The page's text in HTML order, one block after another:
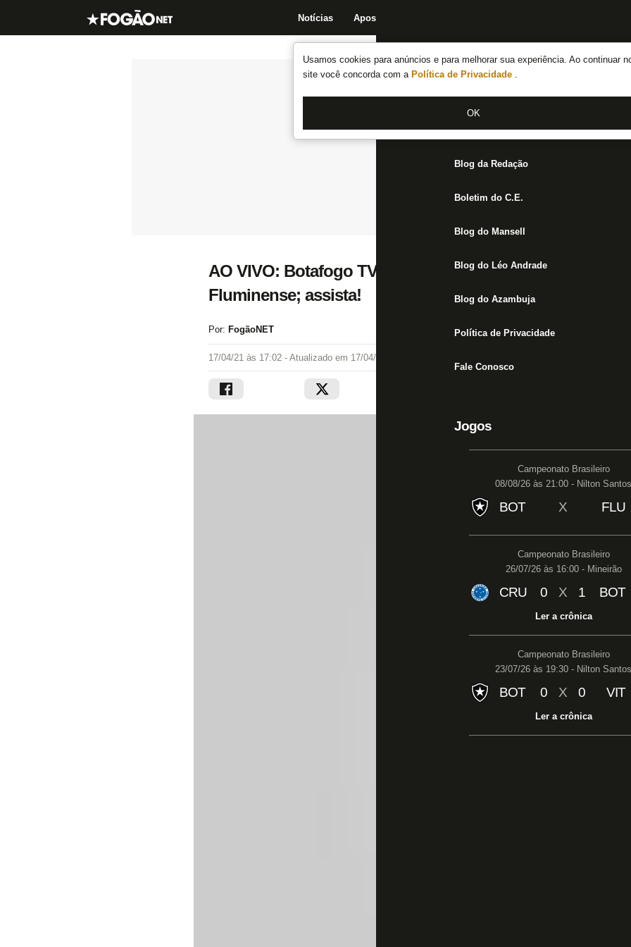
Usamos cookies para anúncios e para melhorar sua experiência. Ao continuar
site você concorda com a Política de Privacidade .
OK
Notícias Apostas
Notícias do Botafogo
Fórum
Jogos
Blog da Redação
Boletim do C.E.
Blog do Mansell
Blog do Léo Andrade
Blog do Azambuja
Política de Privacidade
Fale Conosco
Jogos
Campeonato Brasileiro
08/08/26 às 21:00 - Nilton Santos
BOT X FLU
Campeonato Brasileiro
26/07/26 às 16:00 - Mineirão
CRU 0 X 1 BOT
Ler a crônica
Campeonato Brasileiro
23/07/26 às 19:30 - Nilton Santos
BOT 0 X 0 VIT
Ler a crônica
AO VIVO: Botafogo TV abre transmissão do clássico
Fluminense; assista!
Por: FogãoNET
17/04/21 às 17:02 - Atualizado em 17/04/21 às 18:01